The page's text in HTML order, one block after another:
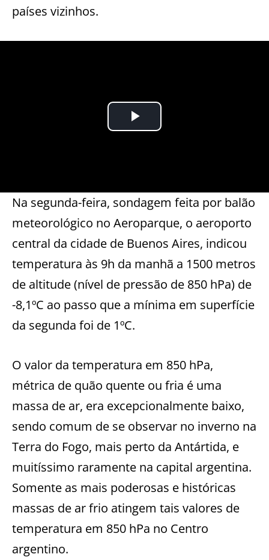
países vizinhos.
Na segunda-feira, sondagem feita por balão
meteorológico no Aeroparque, o aeroporto
central da cidade de Buenos Aires, indicou
temperatura às 9h da manhã a 1500 metros
de altitude (nível de pressão de 850 hPa) de
-8,1ºC ao passo que a mínima em superfície
da segunda foi de 1ºC.
O valor da temperatura em 850 hPa,
métrica de quão quente ou fria é uma
massa de ar, era excepcionalmente baixo,
sendo comum de se observar no inverno na
Terra do Fogo, mais perto da Antártida, e
muitíssimo raramente na capital argentina.
Somente as mais poderosas e históricas
massas de ar frio atingem tais valores de
temperatura em 850 hPa no Centro
argentino.